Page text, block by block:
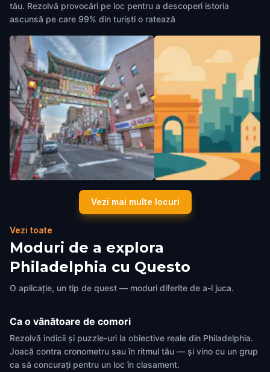
tău. Rezolvă provocări pe loc pentru a descoperi istoria
ascunsă pe care 99% din turiști o ratează
United States of America
Lubert Plaza
Philadelphia
Vezi mai multe locuri
Vezi toate
Moduri de a explora
Philadelphia cu Questo
O aplicație, un tip de quest — moduri diferite de a-l juca.
Ca o vânătoare de comori
Rezolvă indicii și puzzle-uri la obiective reale din Philadelphia.
Joacă contra cronometru sau în ritmul tău — și vino cu un grup
ca să concurați pentru un loc în clasament.